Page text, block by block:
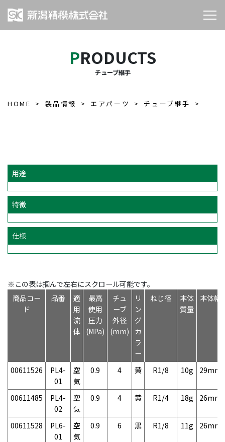
PRODUCTS
チューブ継手
HOME 製品情報 エアパーツ チューブ継手
用途
特徴
仕様
※この表は掴んで左右にスクロール可能です。
商品コー
ド
品番
適
用
流
体
最高
使用
圧力
(MPa)
チュ
ーブ
外径
(mm)
リ
ン
グ
カ
ラ
ー
ねじ径
本体
質量
本体幅
00611526
PL4-
01
空
気
0.9 4 黄 R1/8 10g 29mm
00611485
PL4-
02
空
気
0.9 4 黄 R1/4 18g 26mm
00611528
PL6-
01
空
気
0.9 6 黒 R1/8 11g 26mm